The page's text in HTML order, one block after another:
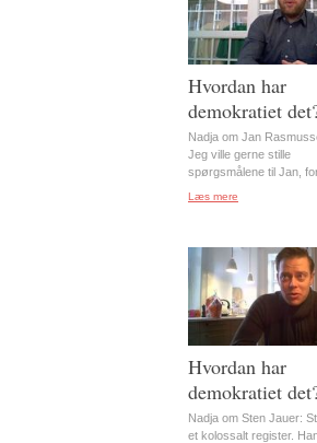
Hvordan har
demokratiet
Nadja om Jan
Jeg ville gerne stille
spørgsmålene til Jan,
Læs mere
Hvordan har
demokratiet
Nadja om Sten Jauer:
et kolossalt register.